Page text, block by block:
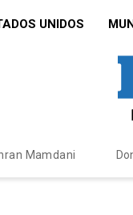
UNIDOS
Mamdani